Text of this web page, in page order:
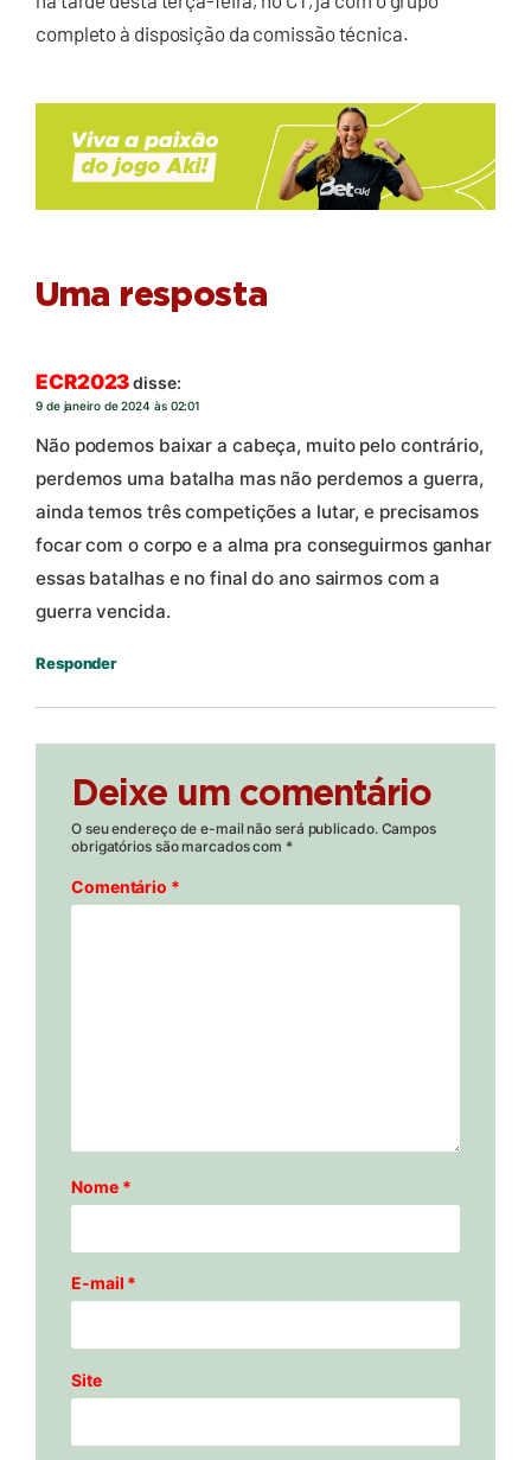
completo à disposição da comissão técnica.
Uma resposta
ECR2023disse:
9 de janeiro de 2024 às 02:01
Não podemos baixar a cabeça, muito pelo contrário,
perdemos uma batalha mas não perdemos a guerra,
ainda temos três competições a lutar, e precisamos
focar com o corpo e a alma pra conseguirmos ganhar
essas batalhas e no final do ano sairmos com a
guerra vencida.
Responder
Deixe um comentário
O seu endereço de e-mail não será publicado. Campos
obrigatórios são marcados com *
Comentário *
Nome *
E-mail *
Site